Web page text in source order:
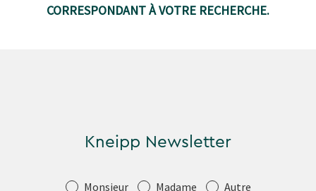
CORRESPONDANT À VOTRE RECHERCHE.
Kneipp Newsletter
SalutationMonsieur Madame Autre